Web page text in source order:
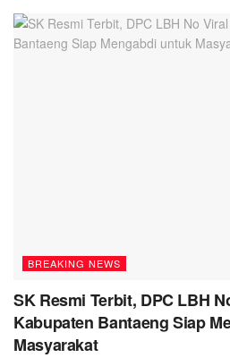
BREAKING NEWS
SK Resmi Terbit, DPC LBH
Kabupaten Bantaeng Siap
Masyarakat